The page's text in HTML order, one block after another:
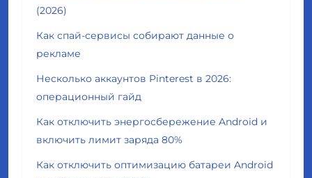
(2026)
Как спай-сервисы собирают данные о
рекламе
Несколько аккаунтов Pinterest в 2026:
операционный гайд
Как отключить энергосбережение Android и
включить лимит заряда 80%
Как отключить оптимизацию батареи Android